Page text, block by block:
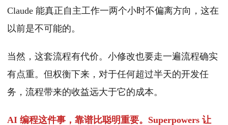
Claude 能真正自主工作一两个小时不偏离方向，这在
以前是不可能的。
当然，这套流程有代价。小修改也要走一遍流程确实
有点重。但权衡下来，对于任何超过半天的开发任
务，流程带来的收益远大于它的成本。
AI 编程这件事，靠谱比聪明重要。Superpowers 让